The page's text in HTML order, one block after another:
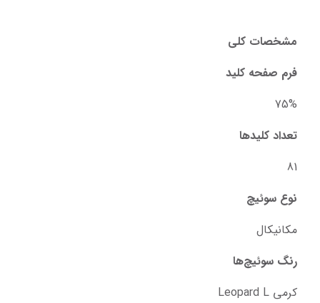
مشخصات کلی
فرم صفحه کلید
75%
تعداد کلیدها
81
نوع سوئیچ
مکانیکال
رنگ سوئیچ‌ها
کرمی Leopard L